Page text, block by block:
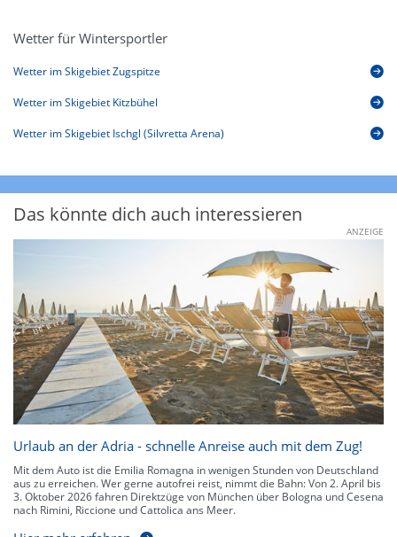
Wetter für Wintersportler
Wetter im Skigebiet Zugspitze
Wetter im Skigebiet Kitzbühel
Wetter im Skigebiet Ischgl (Silvretta Arena)
Das könnte dich auch interessieren
ANZEIGE
Urlaub an der Adria - schnelle Anreise auch mit dem Zug!
Mit dem Auto ist die Emilia Romagna in wenigen Stunden von Deutschland
aus zu erreichen. Wer gerne autofrei reist, nimmt die Bahn: Von 2. April bis
3. Oktober 2026 fahren Direktzüge von München über Bologna und Cesena
nach Rimini, Riccione und Cattolica ans Meer.